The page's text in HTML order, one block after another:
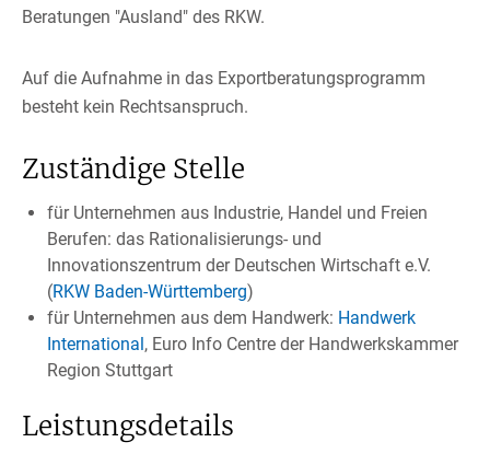
Beratungen "Ausland" des RKW.
Auf die Aufnahme in das Exportberatungsprogramm
besteht kein Rechtsanspruch.
Zuständige Stelle
für Unternehmen aus Industrie, Handel und Freien
Berufen: das Rationalisierungs- und
Innovationszentrum der Deutschen Wirtschaft e.V.
(RKW Baden-Württemberg)
für Unternehmen aus dem Handwerk: Handwerk
International, Euro Info Centre der Handwerkskammer
Region Stuttgart
Leistungsdetails